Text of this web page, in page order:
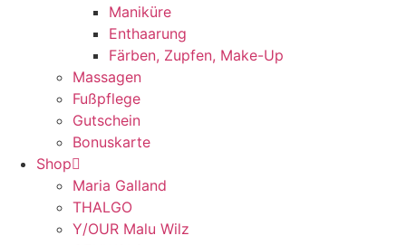
Maniküre
Enthaarung
Färben, Zupfen, Make-Up
Massagen
Fußpflege
Gutschein
Bonuskarte
Shop
Maria Galland
THALGO
Y/OUR Malu Wilz